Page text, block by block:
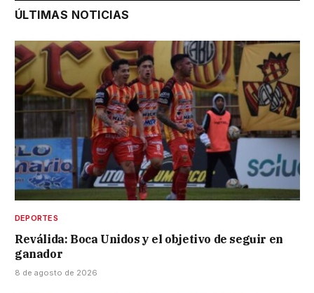
ÚLTIMAS NOTICIAS
DEPORTES
Reválida: Boca Unidos y el objetivo de seguir en
ganador
8 de agosto de 2026